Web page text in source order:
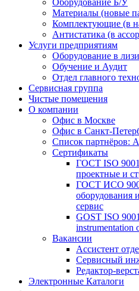
Оборудование Б/У
Материалы (новые
Комплектующие (в
Антистатика (в
Услуги предприятиям
Оборудование в
Обучение и Аудит
Отдел главного
Сервисная группа
Чистые помещения
О компании
Офис в Москве
Офис в Санкт-
Список партнёров:
Сертификаты
ГОСТ ISO
проектные и
ГОСТ ИСО
оборудования
сервис
GOST ISO
instrumentation
Вакансии
Ассистент
Сервисный
Редактор-
Электронные Каталоги